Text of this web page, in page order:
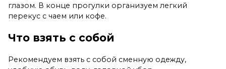
глазом. В конце прогулки организуем легкий
перекус с чаем или кофе.
Что взять с собой
Рекомендуем взять с собой сменную одежду,